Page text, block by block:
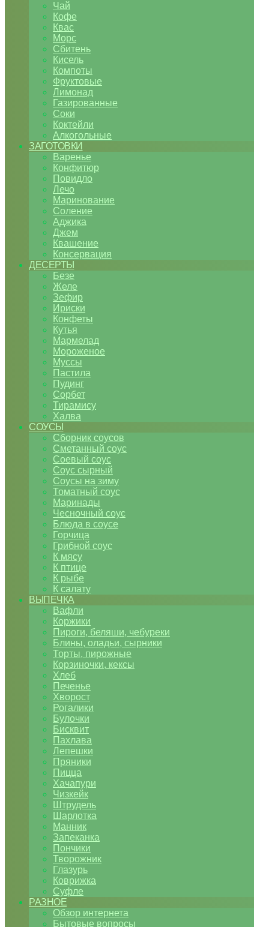
Чай
Кофе
Квас
Морс
Сбитень
Кисель
Компоты
Фруктовые
Лимонад
Газированные
Соки
Коктейли
Алкогольные
ЗАГОТОВКИ
Варенье
Конфитюр
Повидло
Лечо
Маринование
Соление
Аджика
Джем
Квашение
Консервация
ДЕСЕРТЫ
Безе
Желе
Зефир
Ириски
Конфеты
Кутья
Мармелад
Мороженое
Муссы
Пастила
Пудинг
Сорбет
Тирамису
Халва
СОУСЫ
Сборник соусов
Сметанный соус
Соевый соус
Соус сырный
Соусы на зиму
Томатный соус
Маринады
Чесночный соус
Блюда в соусе
Горчица
Грибной соус
К мясу
К птице
К рыбе
К салату
ВЫПЕЧКА
Вафли
Коржики
Пироги, беляши, чебуреки
Блины, оладьи, сырники
Торты, пирожные
Корзиночки, кексы
Хлеб
Печенье
Хворост
Рогалики
Булочки
Бисквит
Пахлава
Лепешки
Пряники
Пицца
Хачапури
Чизкейк
Штрудель
Шарлотка
Манник
Запеканка
Пончики
Творожник
Глазурь
Коврижка
Суфле
РАЗНОЕ
Обзор интернета
Бытовые вопросы